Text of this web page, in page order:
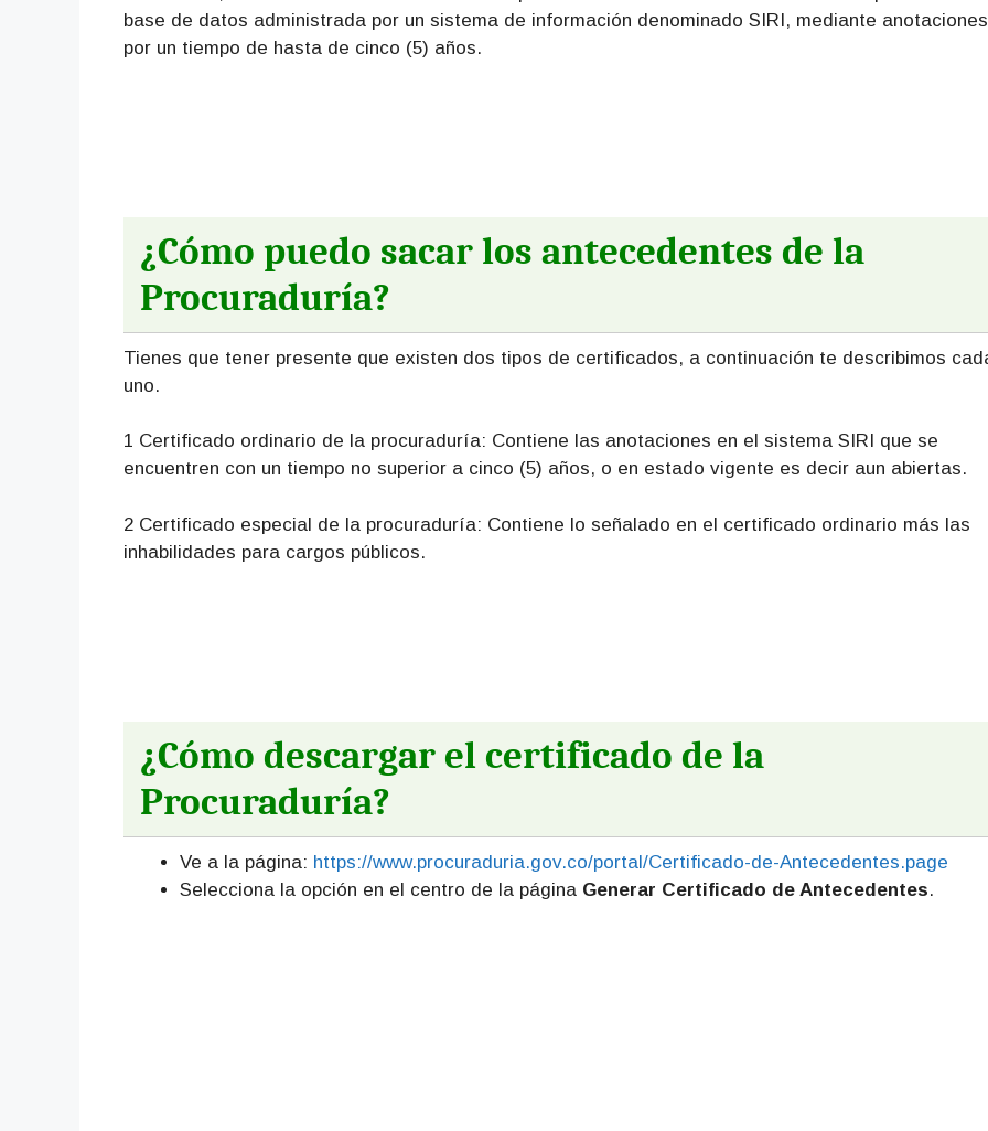
base de datos administrada por un sistema de información denominado SIRI, mediante anotaciones
por un tiempo de hasta de cinco (5) años.
¿Cómo puedo sacar los antecedentes de la
Procuraduría?
Tienes que tener presente que existen dos tipos de certificados, a continuación te describimos
uno.
1 Certificado ordinario de la procuraduría: Contiene las anotaciones en el sistema SIRI que se
encuentren con un tiempo no superior a cinco (5) años, o en estado vigente es decir aun abiertas.
2 Certificado especial de la procuraduría: Contiene lo señalado en el certificado ordinario más las
inhabilidades para cargos públicos.
¿Cómo descargar el certificado de la
Procuraduría?
Ve a la página: https://www.procuraduria.gov.co/portal/Certificado-de-Antecedentes.page
Selecciona la opción en el centro de la página Generar Certificado de Antecedentes.